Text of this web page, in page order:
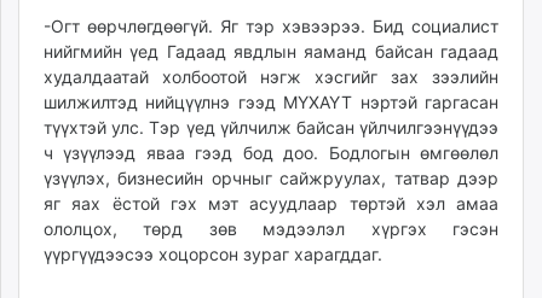
-Огт өөрчлөгдөөгүй. Яг тэр хэвээрээ. Бид социалист
нийгмийн үед Гадаад явдлын яаманд байсан гадаад
худалдаатай холбоотой нэгж хэсгийг зах зээлийн
шилжилтэд нийцүүлнэ гээд МҮХАҮТ нэртэй гаргасан
түүхтэй улс. Тэр үед үйлчилж байсан үйлчилгээнүүдээ
ч үзүүлээд яваа гээд бод доо. Бодлогын өмгөөлөл
үзүүлэх, бизнесийн орчныг сайжруулах, татвар дээр
яг яах ёстой гэх мэт асуудлаар төртэй хэл амаа
ололцох, төрд зөв мэдээлэл хүргэх гэсэн
үүргүүдээсээ хоцорсон зураг харагддаг.